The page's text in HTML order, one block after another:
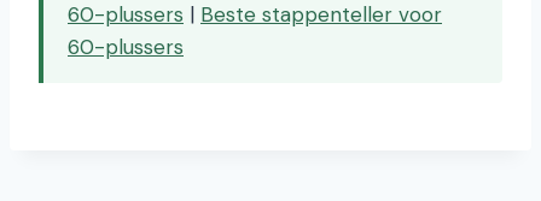
60-plussers | Beste stappenteller voor
60-plussers